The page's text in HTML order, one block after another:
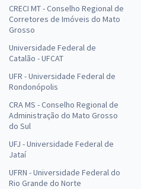
CRECI MT - Conselho Regional de
Corretores de Imóveis do Mato
Grosso
Universidade Federal de
Catalão - UFCAT
UFR - Universidade Federal de
Rondonópolis
CRA MS - Conselho Regional de
Administração do Mato Grosso
do Sul
UFJ - Universidade Federal de
Jataí
UFRN - Universidade Federal do
Rio Grande do Norte